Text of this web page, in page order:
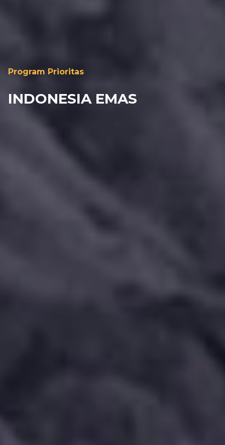
Program Prioritas
INDONESIA EMAS